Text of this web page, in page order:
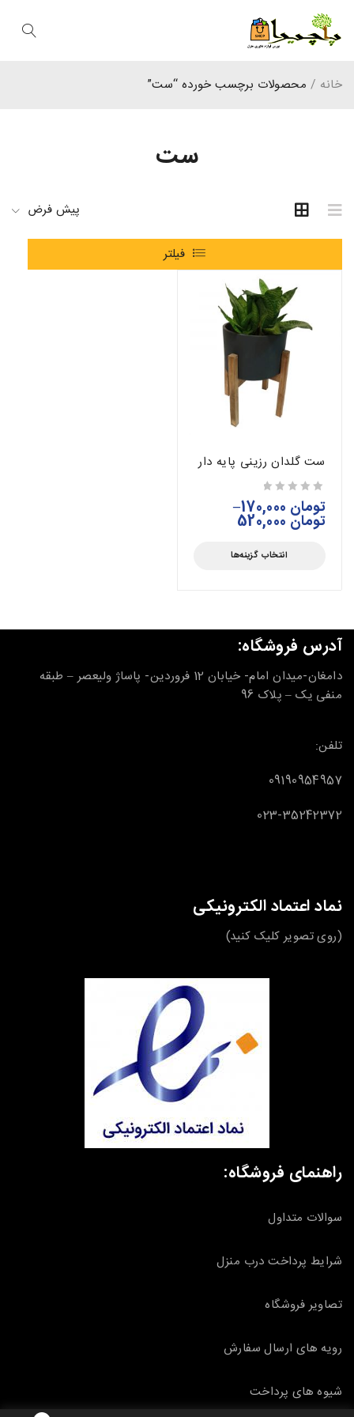
ست
خانه / محصولات برچسب خورده “ست”
پیش فرض
فیلتر
ست گلدان رزینی پایه دار
تومان –
تومان
انتخاب گزینه‌ها
آدرس فروشگاه:
دامغان-میدان امام- خیابان 12 فروردین- پاساژ ولیعصر – طبقه
منفی یک – پلاک 96
تلفن:
09190954957
023-35242372
نماد اعتماد الکترونیکی
(روی تصویر کلیک کنید)
راهنمای فروشگاه:
سوالات متداول
شرایط پرداخت درب منزل
تصاویر فروشگاه
رویه های ارسال سفارش
شیوه های پرداخت